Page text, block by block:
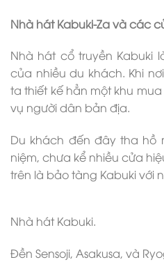
Nhà hát Kabuki-Za và các
Nhà hát cổ truyền Kabuki
của nhiều du khách. Khi
ta thiết kế hẳn một khu
vụ người dân bản địa.
Du khách đến đây tha hồ
niệm, chưa kể nhiều cửa
trên là bảo tàng Kabuki với
Nhà hát Kabuki.
Đền Sensoji, Asakusa, và